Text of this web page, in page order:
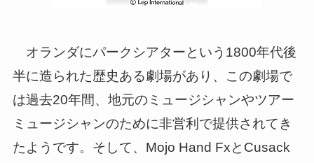
オランダにパークシアターという1800年代後
半に造られた歴史ある劇場があり、この劇場で
は過去20年間、地元のミュージシャンやツアー
ミュージシャンのために非営利で提供されてき
たようです。そして、Mojo Hand FxとCusack